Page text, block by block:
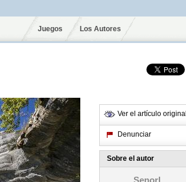
Juegos Los Autores
Ver el artículo original
Denunciar
Sobre el autor
Senorl